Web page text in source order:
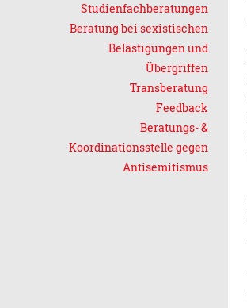
Studienfachberatungen
Beratung bei sexistischen
Belästigungen und
Übergriffen
Transberatung
Feedback
Beratungs- &
Koordinationsstelle gegen
Antisemitismus